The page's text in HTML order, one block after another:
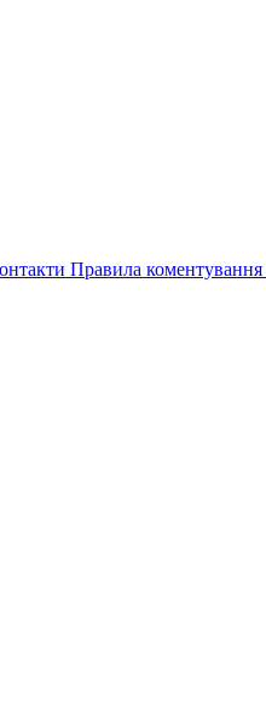
Правила коментування